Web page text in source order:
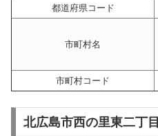
都道府県コード
市町村名
市町村コード
北広島市西の里東二丁